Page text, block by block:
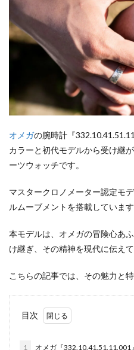
オメガの腕時計『
カラーと初代モデルから受け継
ーツウォッチです。
マスタークロノメーター認定モ
ルムーブメントを搭載しています
本モデルは、オメガの冒険心あ
け継ぎ、その精神を現代に伝え
こちらの記事では、その魅力と
目次
1 オメガ『332.10.41.51.11.001